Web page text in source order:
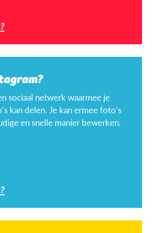
sociaal netwerk waarmee je
kan delen. Je kan ermee foto’s
en snelle manier bewerken.